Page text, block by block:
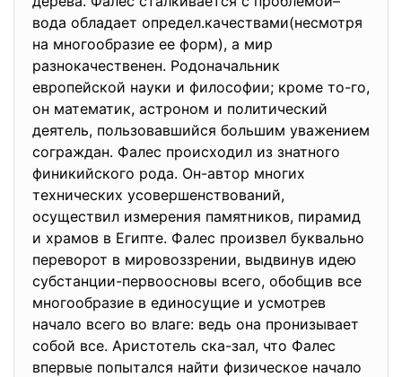
вода обладает определ.качествами(несмотря
на многообразие ее форм), а мир
разнокачественен. Родоначальник
европейской науки и философии; кроме то-го,
он математик, астроном и политический
деятель, пользовавшийся большим уважением
сограждан. Фалес происходил из знатного
финикийского рода. Он-автор многих
технических усовершенствований,
осуществил измерения памятников, пирамид
и храмов в Египте. Фалес произвел буквально
переворот в мировоззрении, выдвинув идею
субстанции-первоосновы всего, обобщив все
многообразие в единосущие и усмотрев
начало всего во влаге: ведь она пронизывает
собой все. Аристотель ска-зал, что Фалес
впервые попытался найти физическое начало